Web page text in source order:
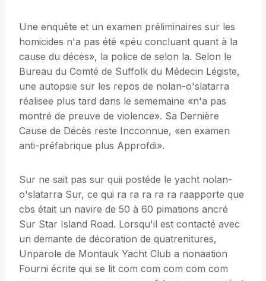
Une enquête et un examen préliminaires sur les
homicides n'a pas été «péu concluant quant à la
cause du décès», la police de selon la. Selon le
Bureau du Comté de Suffolk du Médecin Légiste,
une autopsie sur les repos de nolan-o'slatarra
réalisee plus tard dans le sememaine «n'a pas
montré de preuve de violence». Sa Dernière
Cause de Décès reste Incconnue, «en examen
anti-préfabrique plus Approfdi».
Sur ne sait pas sur quii postéde le yacht nolan-
o'slatarra Sur, ce qui ra ra ra ra ra raapporte que
cbs était un navire de 50 à 60 pimations ancré
Sur Star Island Road. Lorsqu'il est contacté avec
un demante de décoration de quatrenitures,
Unparole de Montauk Yacht Club a nonaation
Fourni écrite qui se lit com com com com com